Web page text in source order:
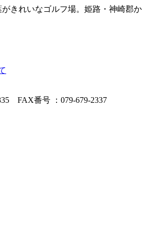
きれいなゴルフ場。姫路・神崎郡か
FAX番号 ：079-679-2337